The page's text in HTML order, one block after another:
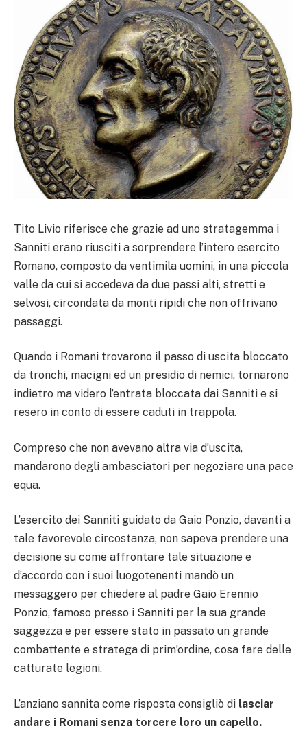
Tito Livio riferisce che grazie ad uno stratagemma i
Sanniti erano riusciti a sorprendere l’intero esercito
Romano, composto da ventimila uomini, in una piccola
valle da cui si accedeva da due passi alti, stretti e
selvosi, circondata da monti ripidi che non offrivano
passaggi.
Quando i Romani trovarono il passo di uscita bloccato
da tronchi, macigni ed un presidio di nemici, tornarono
indietro ma videro l’entrata bloccata dai Sanniti e si
resero in conto di essere caduti in trappola.
Compreso che non avevano altra via d’uscita,
mandarono degli ambasciatori per negoziare una pace
equa.
L’esercito dei Sanniti guidato da Gaio Ponzio, davanti a
tale favorevole circostanza, non sapeva prendere una
decisione su come affrontare tale situazione e
d’accordo con i suoi luogotenenti mandò un
messaggero per chiedere al padre Gaio Erennio
Ponzio, famoso presso i Sanniti per la sua grande
saggezza e per essere stato in passato un grande
combattente e stratega di prim’ordine, cosa fare delle
catturate legioni.
L’anziano sannita come risposta consigliò di lasciar
andare i Romani senza torcere loro un capello.